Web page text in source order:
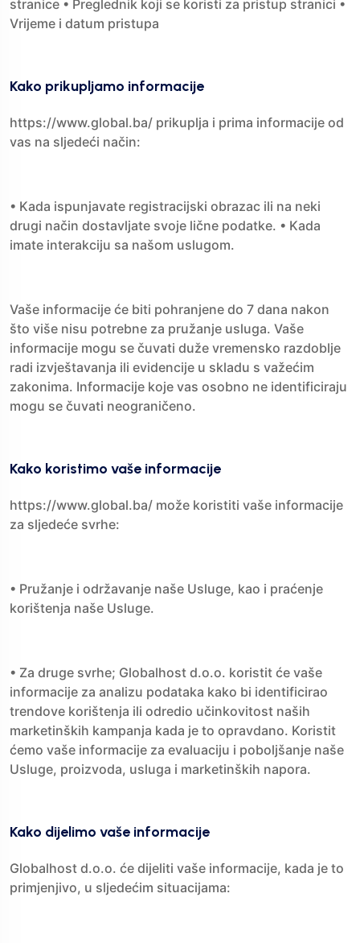
stranice • Preglednik koji se koristi za pristup stranici •
Vrijeme i datum pristupa
Kako prikupljamo informacije
https://www.global.ba/ prikuplja i prima informacije od
vas na sljedeći način:
• Kada ispunjavate registracijski obrazac ili na neki
drugi način dostavljate svoje lične podatke. • Kada
imate interakciju sa našom uslugom.
Vaše informacije će biti pohranjene do 7 dana nakon
što više nisu potrebne za pružanje usluga. Vaše
informacije mogu se čuvati duže vremensko razdoblje
radi izvještavanja ili evidencije u skladu s važećim
zakonima. Informacije koje vas osobno ne identificiraju
mogu se čuvati neograničeno.
Kako koristimo vaše informacije
https://www.global.ba/ može koristiti vaše informacije
za sljedeće svrhe:
• Pružanje i održavanje naše Usluge, kao i praćenje
korištenja naše Usluge.
• Za druge svrhe; Globalhost d.o.o. koristit će vaše
informacije za analizu podataka kako bi identificirao
trendove korištenja ili odredio učinkovitost naših
marketinških kampanja kada je to opravdano. Koristit
ćemo vaše informacije za evaluaciju i poboljšanje naše
Usluge, proizvoda, usluga i marketinških napora.
Kako dijelimo vaše informacije
Globalhost d.o.o. će dijeliti vaše informacije, kada je to
primjenjivo, u sljedećim situacijama: